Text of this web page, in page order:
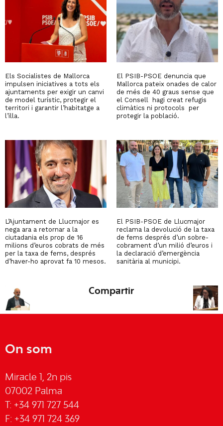
Els Socialistes de Mallorca
impulsen iniciatives a tots els
ajuntaments per exigir un canvi
de model turístic, protegir el
territori i garantir l’habitatge a
l’illa.
El PSIB-PSOE denuncia que
Mallorca pateix onades de calor
de més de 40 graus sense que
el Consell hagi creat refugis
climàtics ni protocols per
protegir la població.
L’Ajuntament de Llucmajor es
nega ara a retornar a la
ciutadania els prop de 16
milions d’euros cobrats de més
per la taxa de fems, després
d’haver-ho aprovat fa 10 mesos.
El PSIB-PSOE de Llucmajor
reclama la devolució de la taxa
de fems després d’un sobre-
cobrament d’un milió d’euros i
la declaració d’emergència
sanitària al municipi.
Compartir
On som
Miracle 1, 2n pis
07002 Palma
T: +34 971 727 544
F: +34 971 724 369